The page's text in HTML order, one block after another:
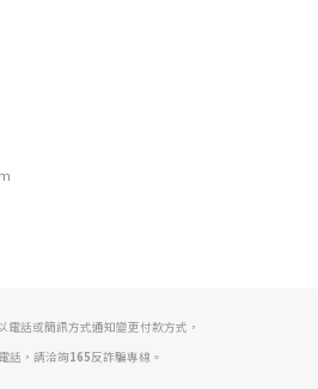
電話或簡訊方式通知變更付款方式，
話，請洽詢165反詐騙專線。